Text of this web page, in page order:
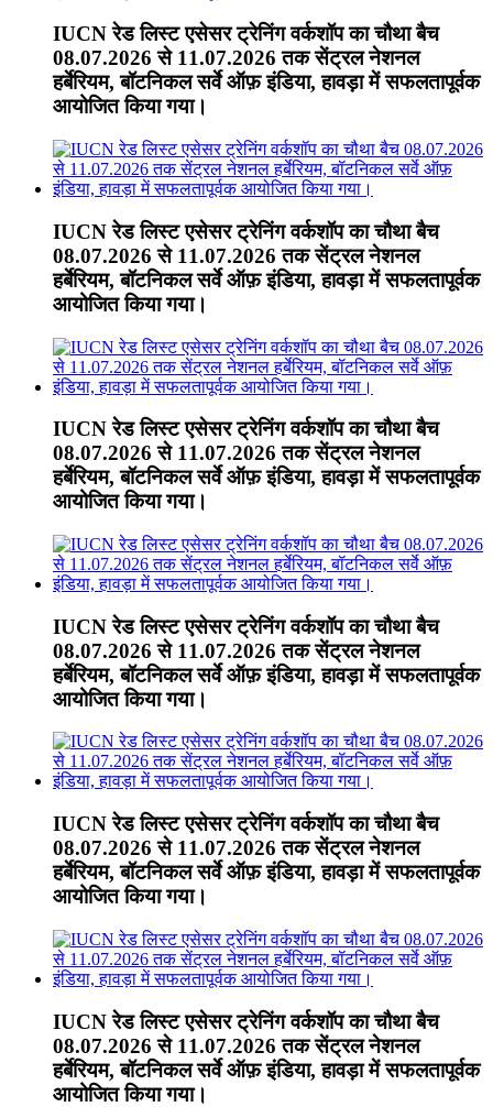
IUCN रेड लिस्ट एसेसर ट्रेनिंग वर्कशॉप का चौथा बैच
08.07.2026 से 11.07.2026 तक सेंट्रल नेशनल
हर्बेरियम, बॉटनिकल सर्वे ऑफ़ इंडिया, हावड़ा में सफलतापूर्वक
आयोजित किया गया।
IUCN रेड लिस्ट एसेसर ट्रेनिंग वर्कशॉप का चौथा बैच
08.07.2026 से 11.07.2026 तक सेंट्रल नेशनल
हर्बेरियम, बॉटनिकल सर्वे ऑफ़ इंडिया, हावड़ा में सफलतापूर्वक
आयोजित किया गया।
IUCN रेड लिस्ट एसेसर ट्रेनिंग वर्कशॉप का चौथा बैच
08.07.2026 से 11.07.2026 तक सेंट्रल नेशनल
हर्बेरियम, बॉटनिकल सर्वे ऑफ़ इंडिया, हावड़ा में सफलतापूर्वक
आयोजित किया गया।
IUCN रेड लिस्ट एसेसर ट्रेनिंग वर्कशॉप का चौथा बैच
08.07.2026 से 11.07.2026 तक सेंट्रल नेशनल
हर्बेरियम, बॉटनिकल सर्वे ऑफ़ इंडिया, हावड़ा में सफलतापूर्वक
आयोजित किया गया।
IUCN रेड लिस्ट एसेसर ट्रेनिंग वर्कशॉप का चौथा बैच
08.07.2026 से 11.07.2026 तक सेंट्रल नेशनल
हर्बेरियम, बॉटनिकल सर्वे ऑफ़ इंडिया, हावड़ा में सफलतापूर्वक
आयोजित किया गया।
IUCN रेड लिस्ट एसेसर ट्रेनिंग वर्कशॉप का चौथा बैच
08.07.2026 से 11.07.2026 तक सेंट्रल नेशनल
हर्बेरियम, बॉटनिकल सर्वे ऑफ़ इंडिया, हावड़ा में सफलतापूर्वक
आयोजित किया गया।